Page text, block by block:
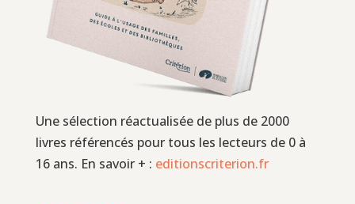
Une sélection réactualisée de plus de 2000
livres référencés pour tous les lecteurs de 0 à
16 ans. En savoir + : editionscriterion.fr